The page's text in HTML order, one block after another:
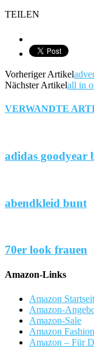
TEILEN
Vorheriger Artikel
Nächster Artikelall in
VERWANDTE
adidas goodyear
abendkleid bunt
70er look frauen
Amazon-Links
Amazon
Amazon-
Amazon-Sale
Amazon
Amazon – Für